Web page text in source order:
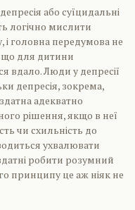
або суїцидальні
логічно мислити
головна передумова не
що для дитини
вдало. Люди у депресії
депресія, зокрема,
адекватно
рішення, якщо в неї
чи схильність до
ухвалювати
робити розумний
принципу це аж ніяк не